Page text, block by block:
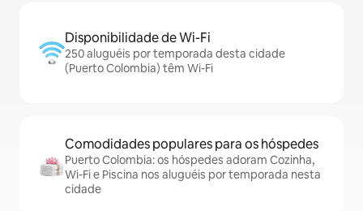
Disponibilidade de Wi-Fi
250 aluguéis por temporada desta cidade
(Puerto Colombia) têm Wi-Fi
Comodidades populares para os hóspedes
Puerto Colombia: os hóspedes adoram Cozinha,
Wi-Fi e Piscina nos aluguéis por temporada nesta
cidade